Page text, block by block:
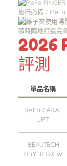
旅行必備：ReFa
隨時隨地打造完
2026
評測
單品名稱
ReFa CARAT
LIFT
BEAUTECH
DRYER BX W